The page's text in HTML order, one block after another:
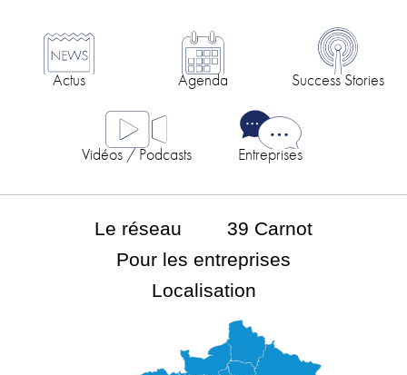
Actus Agenda Success Stories
Vidéos / Podcasts Entreprises
Le réseau
39 Carnot
Pour les entreprises
Localisation